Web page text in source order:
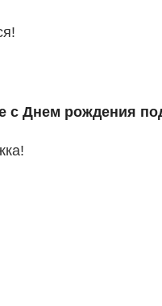
с Днем рождения